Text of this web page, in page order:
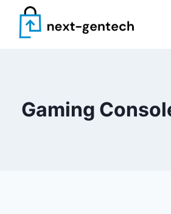
content
Gaming